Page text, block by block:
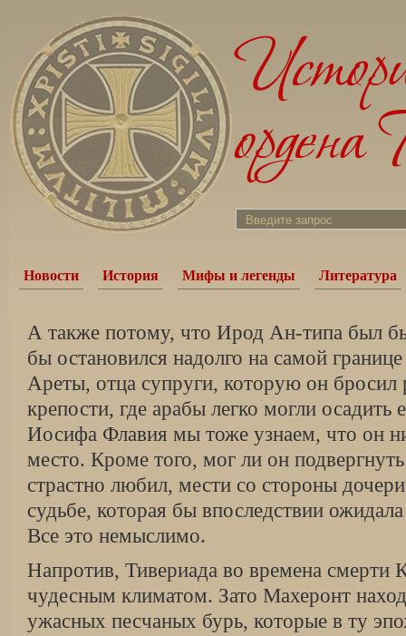
Новости История Мифы и легенды Литература
А также потому, что Ирод Ан-типа был
бы остановился надолго на самой
Ареты, отца супруги, которую он
крепости, где арабы лег­ко могли осадить
Иосифа Флавия мы тоже узнаем, что он
место. Кроме того, мог ли он
страстно лю­бил, мести со стороны
судьбе, ко­торая бы впоследствии
Все это немыслимо.
Напротив, Тивериада во времена смерти
чудесным климатом. Зато Махеронт
ужасных песчаных бурь, которые в ту